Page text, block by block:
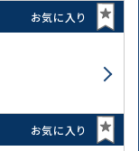
お気に入り
お気に入り